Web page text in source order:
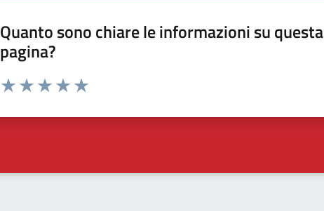
Quanto sono chiare le informazioni su questa
pagina?